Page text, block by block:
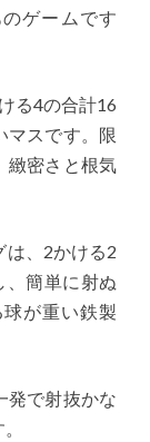
ゲームです
る4の合計16
マスです。限
緻密さと根気
は、2かける2
、簡単に射ぬ
が重い鉄製
発で射抜かな